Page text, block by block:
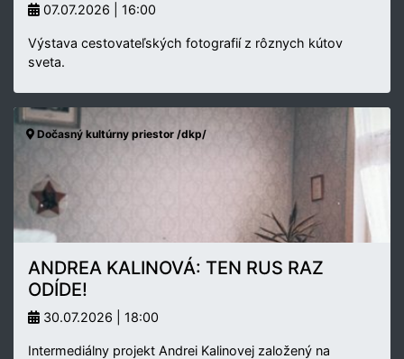
07.07.2026 | 16:00
Výstava cestovateľských fotografií z rôznych kútov
sveta.
Dočasný kultúrny priestor /dkp/
ANDREA KALINOVÁ: TEN RUS RAZ
ODÍDE!
30.07.2026 | 18:00
Intermediálny projekt Andrei Kalinovej založený na